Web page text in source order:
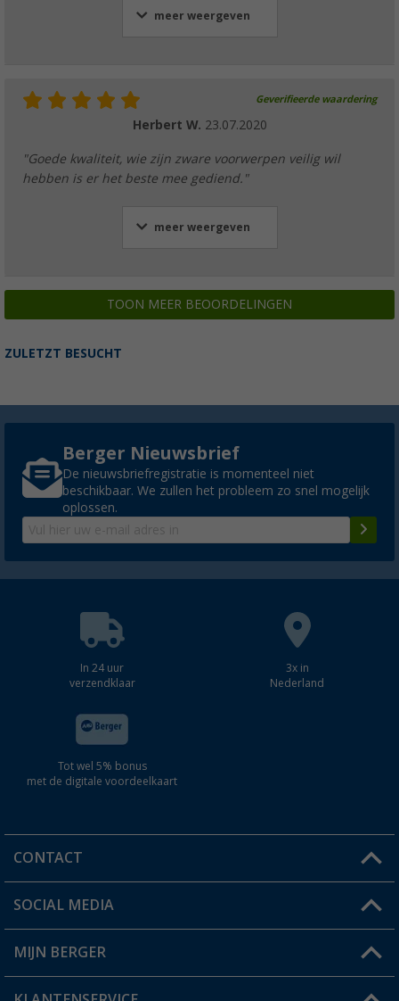
meer weergeven
Geverifieerde waardering
Herbert W. 23.07.2020
"Goede kwaliteit, wie zijn zware voorwerpen veilig wil
hebben is er het beste mee gediend."
meer weergeven
TOON MEER BEOORDELINGEN
ZULETZT BESUCHT
Berger Nieuwsbrief
De nieuwsbriefregistratie is momenteel niet
beschikbaar. We zullen het probleem zo snel mogelijk
oplossen.
In 24 uur
verzendklaar
3x in
Nederland
Tot wel 5% bonus
met de digitale voordeelkaart
CONTACT
Een vraag?
Winkel vinden
SOCIAL MEDIA
MIJN BERGER